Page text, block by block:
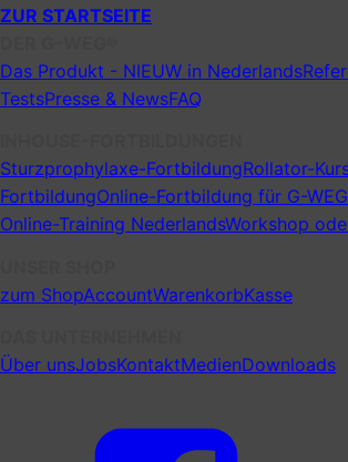
ZUR STARTSEITE
Das Produkt - NIEUW in Nederlands
TestsPresse & NewsFAQ
Sturzprophylaxe-FortbildungRollator-
FortbildungOnline-Fortbildung für G-
Online-Training NederlandsWorkshop
zum ShopAccountWarenkorbKasse
Über unsJobsKontaktMedienDownloads